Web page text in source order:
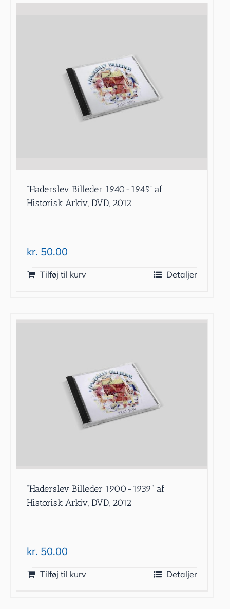
”Haderslev Billeder 1940-1945” af
Historisk Arkiv, DVD, 2012
kr. 50.00
Tilføj til kurv Detaljer
”Haderslev Billeder 1900-1939” af
Historisk Arkiv, DVD, 2012
kr. 50.00
Tilføj til kurv Detaljer